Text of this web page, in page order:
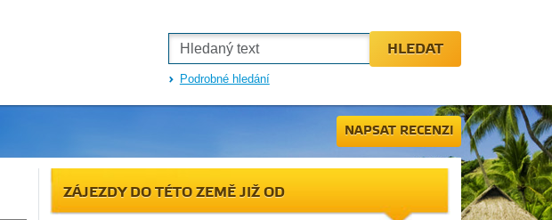
HLEDAT
Podrobné hledání
NAPSAT RECENZI
ZÁJEZDY DO TÉTO ZEMĚ JIŽ OD